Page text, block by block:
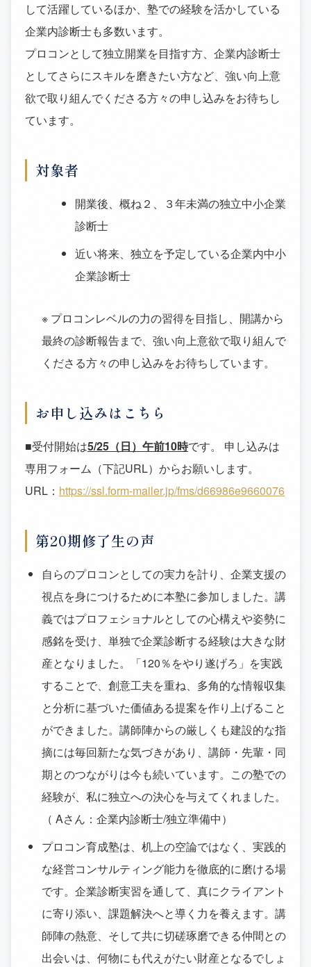
して活躍しているほか、塾での経験を活かしている
企業内診断士も多数います。
プロコンとして独立開業を目指す方、企業内診断士
としてさらにスキルを磨きたい方など、強い向上意
欲で取り組んでくださる方々の申し込みをお待ちし
ています。
対象者
開業後、概ね２、３年未満の独立中小企業
診断士
近い将来、独立を予定している企業内中小
企業診断士
※ プロコンレベルの力の習得を目指し、開講から
最終の診断報告まで、強い向上意欲で取り組んで
くださる方々の申し込みをお待ちしています。
お申し込みはこちら
■受付開始は5/25 （日）午前10時です。 申し込みは
専用フォーム（下記URL）からお願いします。
URL： https://ssl.form-mailer.jp/fms/d66986e9660076
第20期修了生の声
自らのプロコンとしての実力を計り、企業支援の
視点を身につけるために本塾に参加しました。講
義ではプロフェショナルとしての心構えや姿勢に
感銘を受け、単独で企業診断する経験は大きな財
産となりました。「120％をやり遂げろ」を実践
することで、創意工夫を重ね、多角的な情報収集
と分析に基づいた価値ある提案を作り上げること
ができました。講師陣からの厳しくも建設的な指
摘には毎回新たな気づきがあり、講師・先輩・同
期とのつながりは今も続いています。この塾での
経験が、私に独立への決心を与えてくれました。
（ Aさん：企業内診断士/独立準備中）
プロコン育成塾は、机上の空論ではなく、実践的
な経営コンサルティング能力を徹底的に磨ける場
です。企業診断実習を通して、真にクライアント
に寄り添い、課題解決へと導く力を養えます。講
師陣の熱意、そして共に切磋琢磨できる仲間との
出会いは、何物にも代えがたい財産となるでしょ